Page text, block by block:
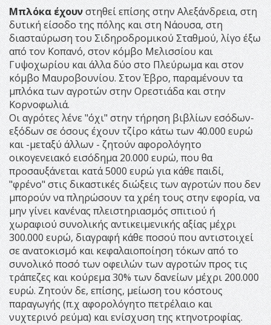
Μπλόκα έχουνστηθεί επίσης στην Αλεξάνδρεια, στη
δυτική είσοδο της πόλης και στη Νάουσα, στη
διασταύρωση του Σιδηροδρομικού Σταθμού, λίγο έξω
από τον Κοπανό, στον κόμβο Μελισσίου και
Γυψοχωρίου και άλλα δύο στο Πλεύρωμα και στον
κόμβο Μαυροβουνίου. Στον Έβρο, παραμένουν τα
μπλόκα των αγροτών στην Ορεστιάδα και στην
Κορνοφωλιά.
Οι αγρότες λένε "όχι" στην τήρηση βιβλίων εσόδων-
εξόδων σε όσους έχουν τζίρο κάτω των 40.000 ευρώ
και -μεταξύ άλλων - ζητούν αφορολόγητο
οικογενειακό εισόδημα 20.000 ευρώ, που θα
προσαυξάνεται κατά 5000 ευρώ για κάθε παιδί,
"φρένο" στις δικαστικές διώξεις των αγροτών που δεν
μπορούν να πληρώσουν τα χρέη τους στην εφορία, να
μην γίνει κανένας πλειστηριασμός σπιτιού ή
χωραφιού συνολικής αντικειμενικής αξίας μέχρι
300.000 ευρώ, διαγραφή κάθε ποσού που αντιστοιχεί
σε ανατοκισμό και κεφαλαιοποίηση τόκων από το
συνολικό ποσό των οφειλών των αγροτών προς τις
τράπεζες και κούρεμα 30% των δανείων μέχρι 200.000
ευρώ. Ζητούν δε, επίσης, μείωση του κόστους
παραγωγής (π.χ αφορολόγητο πετρέλαιο και
νυχτερινό ρεύμα) και ενίσχυση της κτηνοτροφίας.